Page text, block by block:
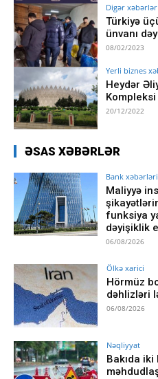
Digər xəbərlər
Türkiyə
ünvanı
08/02/2023
Yerli biznes
Heydər
20/12/2022
ƏSAS XƏBƏRLƏR
Bank xəbərləri
Maliyyə
funksiya
dəyişiklik
06/08/2026
Ölkə xarici
Hörmüz
dəhlizləri
06/08/2026
Nəqliyyat
Bakıda